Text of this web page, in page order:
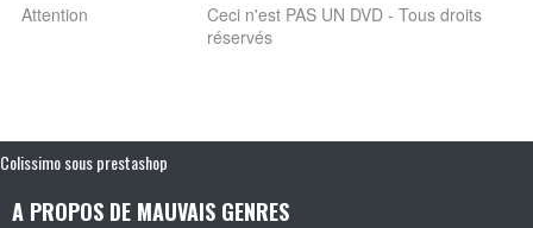
Attention
Ceci n'est PAS UN DVD - Tous droits
réservés
Colissimo sous prestashop
A PROPOS DE MAUVAIS GENRES